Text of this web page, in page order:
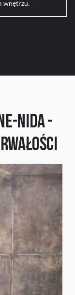
wnętrzu.
Nida -